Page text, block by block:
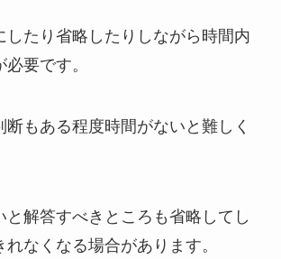
したり省略したりしながら時間内
要です。
断もある程度時間がないと難しく
と解答すべきところも省略してし
れなくなる場合があります。